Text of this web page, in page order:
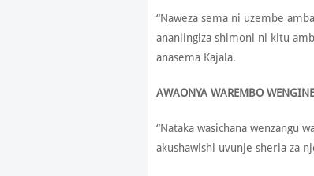
“Naweza sema ni uzembe
ananiingiza shimoni ni kitu
anasema Kajala.
AWAONYA WAREMBO WENGINE
“Nataka wasichana wenzangu
akushawishi uvunje sheria za